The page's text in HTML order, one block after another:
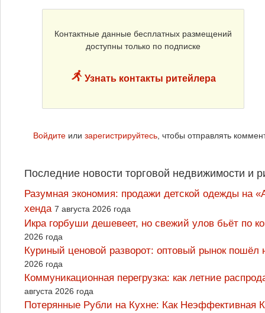
Контактные данные бесплатных размещений
доступны только по подписке
Узнать контакты ритейлера
Войдите или зарегистрируйтесь, чтобы отправлять
Последние новости торговой недвижимости и
Разумная экономия: продажи детской одежды на
хенда 7 августа 2026 года
Икра горбуши дешевеет, но свежий улов бьёт по
2026 года
Куриный ценовой разворот: оптовый рынок
2026 года
Коммуникационная перегрузка: как летние
августа 2026 года
Потерянные Рубли на Кухне: Как